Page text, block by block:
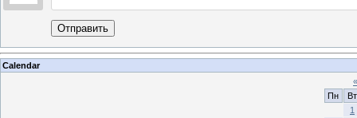
Отправить
Calendar
«
Пн
Вт
1